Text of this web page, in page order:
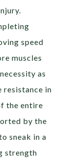
speed
muscles
as
resistance in
the entire
by the
sneak in a
strength